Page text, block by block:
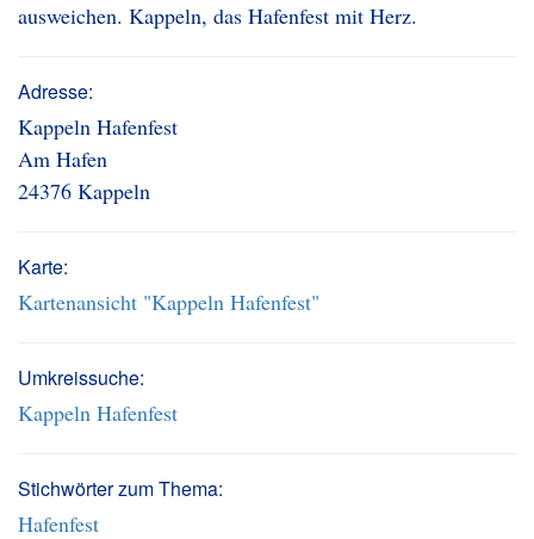
ausweichen. Kappeln, das Hafenfest mit Herz.
Adresse:
Kappeln Hafenfest
Am Hafen
24376 Kappeln
Karte:
Kartenansicht "Kappeln Hafenfest"
Umkreissuche:
Kappeln Hafenfest
Stichwörter zum Thema:
Hafenfest